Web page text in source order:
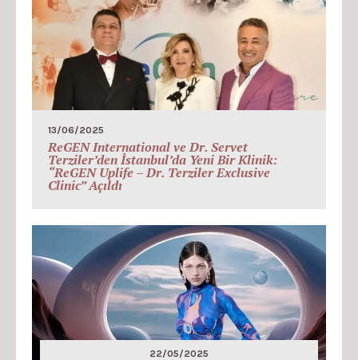
13/06/2025
ReGEN International ve Dr. Servet
Terziler’den İstanbul’da Yeni Bir Klinik:
“ReGEN Uplife – Dr. Terziler Exclusive
Clinic” Açıldı
22/05/2025